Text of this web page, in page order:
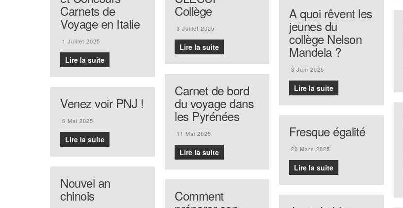
Collège
3 Juillet 2025
Lire la suite
Carnets de
Voyage en Italie
1 Juillet 2025
Lire la suite
A quoi rêvent les
jeunes du
collège Nelson
Mandela ?
3 Juin 2025
Lire la suite
Carnet de bord
du voyage dans
les Pyrénées
11 Mai 2025
Lire la suite
Venez voir PNJ !
6 Mai 2025
Lire la suite Fresque égalité
20 Mars 2025
Lire la suite
Nouvel an
chinois Comment